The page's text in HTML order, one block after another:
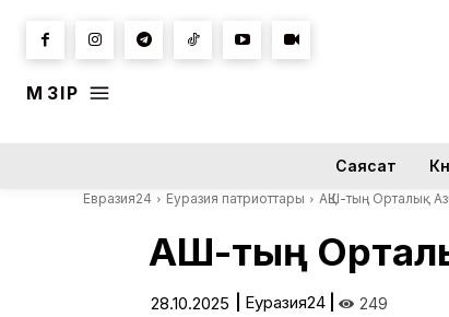
МӘЗІР
Саясат
Евразия24 Еуразия патриоттары АҚШ-тың Орталық
АҚШ-тың
28.10.2025 Еуразия24 249